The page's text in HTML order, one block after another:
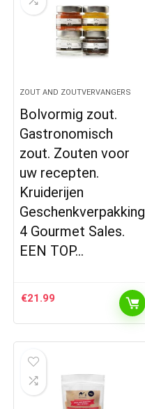
ZOUT AND ZOUTVERVANGERS
Bolvormig zout.
Gastronomisch
zout. Zouten voor
uw recepten.
Kruiderijen
Geschenkverpakking
4 Gourmet Sales.
EEN TOP…
€21.99